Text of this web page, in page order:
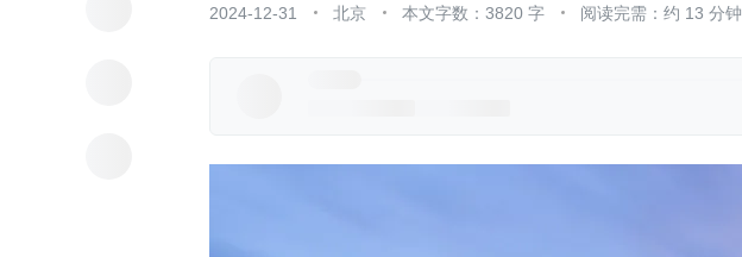
2024-12-31 北京 本文字数：3820 字 阅读完需：约 13 分钟